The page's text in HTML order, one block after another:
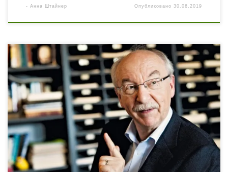
- Анна Штайнер Опубликовано30.06.2019
Книга профессора Герда Гигеренцера «Интуитивные
решения: интеллект подсознательного»
(«Bauchentscheidungen. Die Intelligenz des Unbewussten und
die Macht der Intuition») является крайне популярной
последние несколько лет. Вопросы эвристических и
интуитивных методов принятия решений не случайно
привлекают все больше внимания ученых и активных
деловых людей. Эксперимент профессора Герда
Гигеренцера из Института человеческого развития
Общества Макса Планка показательный и […]